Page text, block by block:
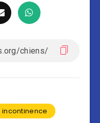
incontinence